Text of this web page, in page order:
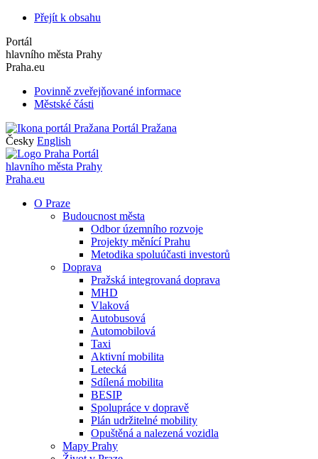
Přejít k obsahu
Portál
hlavního města Prahy
Praha.eu
Povinně zveřejňované informace
Městské části
Portál Pražana
Česky English
Portál
hlavního města Prahy
Praha.eu
O Praze
Budoucnost města
Odbor územního rozvoje
Projekty měnící Prahu
Metodika spoluúčasti investorů
Doprava
Pražská integrovaná doprava
MHD
Vlaková
Autobusová
Automobilová
Taxi
Aktivní mobilita
Letecká
Sdílená mobilita
BESIP
Spolupráce v dopravě
Plán udržitelné mobility
Opuštěná a nalezená vozidla
Mapy Prahy